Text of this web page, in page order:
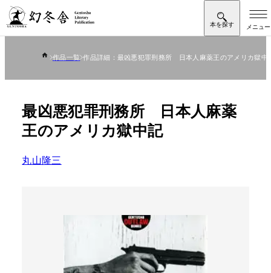
作品一覧 作品詳細：最凶悪犯罪刑務所 日本人麻薬王のアメリカ獄中
最凶悪犯罪刑務所 日本人麻薬
王のアメリカ獄中記
丸山隆三